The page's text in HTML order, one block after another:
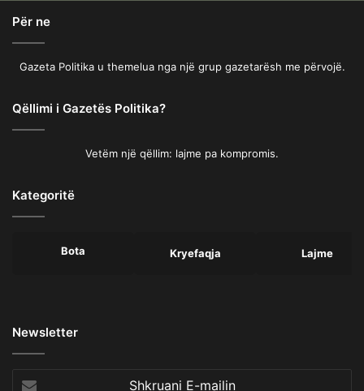
Për ne
Gazeta Politika u themelua nga një grup gazetarësh me përvojë.
Qëllimi i Gazetës Politika?
Vetëm një qëllim: lajme pa kompromis.
Kategoritë
Bota Kryefaqja Lajme
Newsletter